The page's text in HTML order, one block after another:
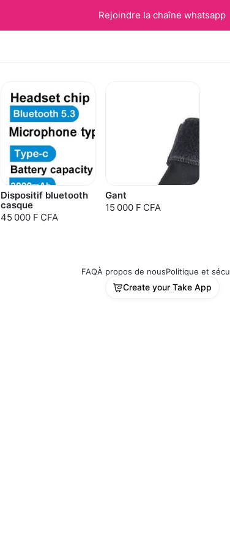
Rejoindre la chaîne whatsapp
Dispositif bluetooth
casque
45 000 F CFA
Gant
15 000 F CFA
FAQÀ propos de nousPolitique et
Create your Take App